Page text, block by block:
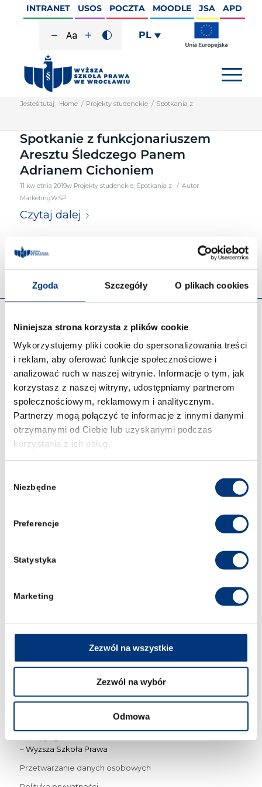
Zgoda Szczegóły O plikach cookies
Niniejsza strona korzysta z plików cookie
Wykorzystujemy pliki cookie do spersonalizowania treści
i reklam, aby oferować funkcje społecznościowe i
analizować ruch w naszej witrynie. Informacje o tym, jak
korzystasz z naszej witryny, udostępniamy partnerom
społecznościowym, reklamowym i analitycznym.
Partnerzy mogą połączyć te informacje z innymi danymi
otrzymanymi od Ciebie lub uzyskanymi podczas
korzystania z ich usług.
zgody
Niezbędne
Preferencje
Statystyka
Marketing
Zezwól na wszystkie
Zezwól na wybór
Odmowa
INTRANET USOS POCZTA MOODLE JSA APD
PL
Jesteś tutaj: Home / Projekty studenckie / Spotkania z
Spotkanie z funkcjonariuszem
Aresztu Śledczego Panem
Adrianem Cichoniem
11 kwietnia 2019w Projekty studenckie, Spotkania z / Autor
MarketingWSP
Czytaj dalej
OFERTA
Prawo 5-letnie studia
Kryminologia i kryminalistyka – studia I stopnia we
Wrocławiu
Cyberbezpieczeństwo – studia I stopnia we Wrocławiu
Zarządzanie kryzysowe – studia I stopnia we Wrocławiu
Bezpieczeństwo wewnętrzne – studia II stopnia 3-
Przeniesienia z innych uczelni
św. Jadwigi 12
50-266 Wrocław
uczelnia@prawowroclaw.edu.pl
tel. +48 71 71 88 135
– Wyższa Szkoła Prawa
Przetwarzanie danych osobowych